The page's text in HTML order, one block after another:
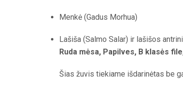
Menkė (Gadus Morhua)
Lašiša (Salmo Salar) ir lašišos
Ruda mėsa, Papilves, B klasės
Šias žuvis tiekiame išdarinėtas be